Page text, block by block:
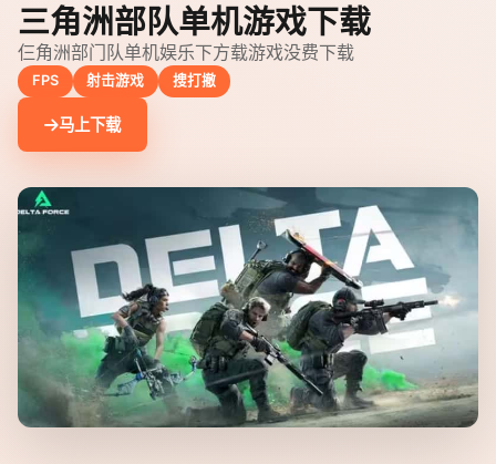
三角洲部队单机游戏下载
仨角洲部门队单机娱乐下方载游戏没费下载
FPS 射击游戏 搜打撤
马上下载